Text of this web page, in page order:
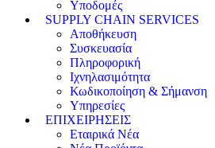
Υποδομές
SUPPLY CHAIN SERVICES
Αποθήκευση
Συσκευασία
Πληροφορική
Ιχνηλασιμότητα
Κωδικοποίηση & Σήμανση
Υπηρεσίες
ΕΠΙΧΕΙΡΗΣΕΙΣ
Εταιρικά Νέα